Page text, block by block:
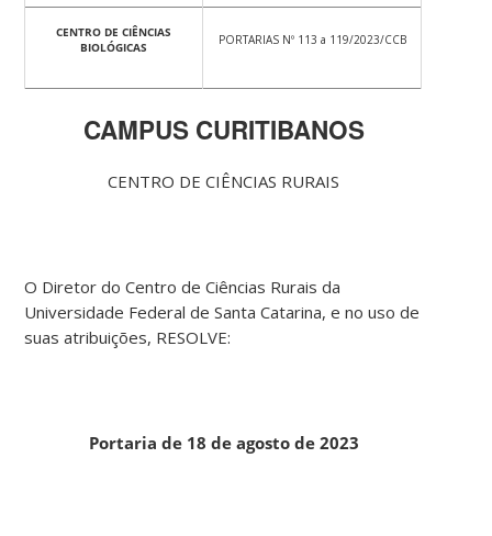
CENTRO DE CIÊNCIAS
BIOLÓGICAS
PORTARIAS Nº 113 a 119/2023/CCB
CAMPUS CURITIBANOS
CENTRO DE CIÊNCIAS RURAIS
O Diretor do Centro de Ciências Rurais da
Universidade Federal de Santa Catarina, e no uso de
suas atribuições, RESOLVE:
Portaria de 18 de agosto de 2023